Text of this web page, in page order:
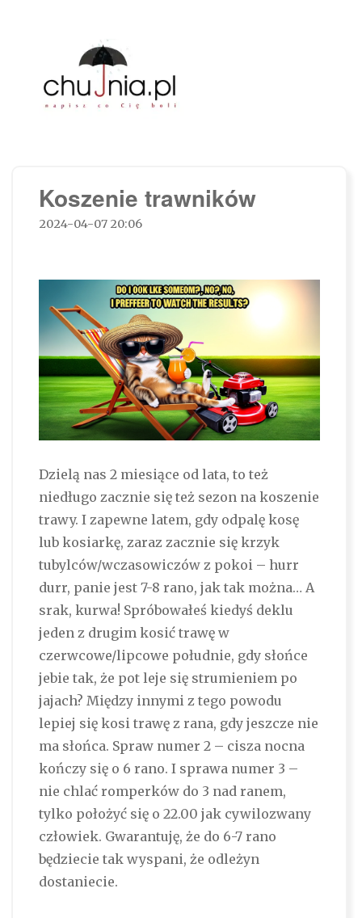
Koszenie trawników
2024-04-07 20:06
Dzielą nas 2 miesiące od lata, to też
niedługo zacznie się też sezon na koszenie
trawy. I zapewne latem, gdy odpalę kosę
lub kosiarkę, zaraz zacznie się krzyk
tubylców/wczasowiczów z pokoi – hurr
durr, panie jest 7-8 rano, jak tak można… A
srak, kurwa! Spróbowałeś kiedyś deklu
jeden z drugim kosić trawę w
czerwcowe/lipcowe południe, gdy słońce
jebie tak, że pot leje się strumieniem po
jajach? Między innymi z tego powodu
lepiej się kosi trawę z rana, gdy jeszcze nie
ma słońca. Spraw numer 2 – cisza nocna
kończy się o 6 rano. I sprawa numer 3 –
nie chlać romperków do 3 nad ranem,
tylko położyć się o 22.00 jak cywilozwany
człowiek. Gwarantuję, że do 6-7 rano
będziecie tak wyspani, że odleżyn
dostaniecie.